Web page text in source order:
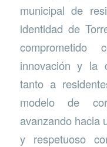
municipal de
identidad de
innovación y la
tanto a
modelo de
avanzando hacia
y respetuoso